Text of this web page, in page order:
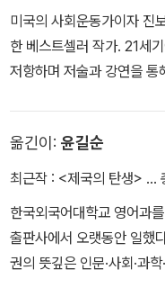
게는 주지 않던 이중잣대
이 주는 이중잣대가 되었다
으로 불결한 여성이었는데
했으나 지금은 식이요법을
먹는 여성은 “못된” 여성
내 대학 졸업식 때 졸업식
성 2,000명이 사각모에 대
를 해주었다. 자기가 예일
대학에 갔다. 그들은 거기
미국의 사회운동가이자 진
한 베스트셀러 작가. 21세
저항하며 저술과 강연을
기고활동을 하고 있다. 대표
아름다움을 강요하는가
옮긴이: 윤길순
최근작 : <제국의 탄생> …
한국외국어대학교 영어과
출판사에서 오랫동안 일했
권의 뜻깊은 인문·사회·과